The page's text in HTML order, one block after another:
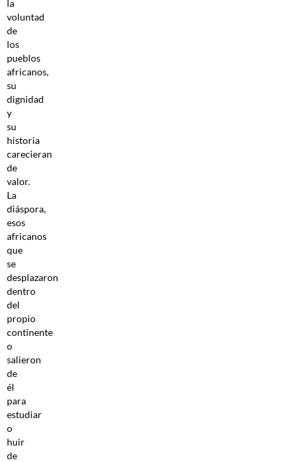
la
voluntad
de
los
pueblos
africanos,
su
dignidad
y
su
historia
carecieran
de
valor.
La
diáspora,
esos
africanos
que
se
desplazaron
dentro
del
propio
continente
o
salieron
de
él
para
estudiar
o
huir
de